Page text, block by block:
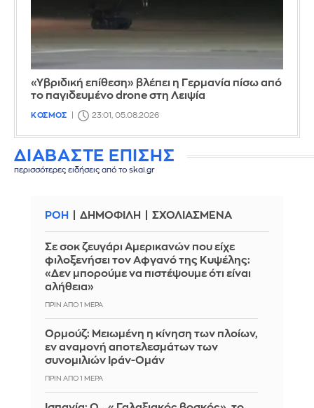
«Υβριδική επίθεση» βλέπει η Γερμανία πίσω από
το παγιδευμένο drone στη Λειψία
ΚΟΣΜΟΣ 23:01, 05.08.2026
ΔΙΑΒΑΣΤΕ ΕΠΙΣΗΣ
περισσότερες ειδήσεις από το skai.gr
ΡΟΗ ΔΗΜΟΦΙΛΗ ΣΧΟΛΙΑΣΜΕΝΑ
Σε σοκ ζευγάρι Αμερικανών που είχε
φιλοξενήσει τον Αφγανό της Κυψέλης:
«Δεν μπορούμε να πιστέψουμε ότι είναι
αλήθεια»
ΠΡΙΝ ΑΠΌ 1 ΜΈΡΑ
Ορμούζ: Μειωμένη η κίνηση των πλοίων,
εν αναμονή αποτελεσμάτων των
συνομιλιών Ιράν-Ομάν
ΠΡΙΝ ΑΠΌ 1 ΜΈΡΑ